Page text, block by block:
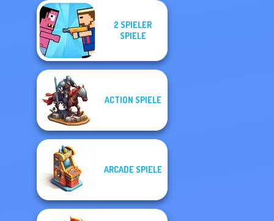
2 SPIELER
SPIELE
ACTION SPIELE
ARCADE SPIELE